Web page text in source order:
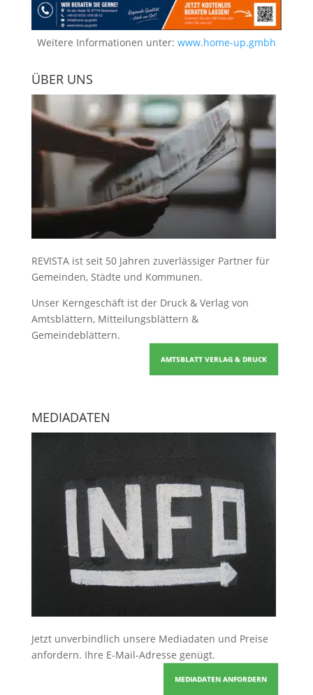
Weitere Informationen unter: www.home-up.gmbh
ÜBER UNS
REVISTA ist seit 50 Jahren zuverlässiger Partner für
Gemeinden, Städte und Kommunen.
Unser Kerngeschäft ist der Druck & Verlag von
Amtsblättern, Mitteilungsblättern &
Gemeindeblättern.
AMTSBLATT VERLAG & DRUCK
MEDIADATEN
Jetzt unverbindlich unsere Mediadaten und Preise
anfordern. Ihre E-Mail-Adresse genügt.
MEDIADATEN ANFORDERN